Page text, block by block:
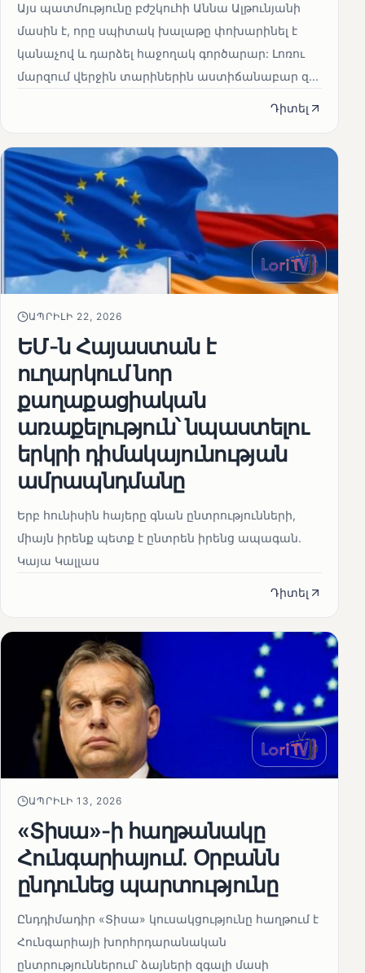
Այս պատմությունը բժշկուհի Աննա Ալթունյանի
մասին է, որը սպիտակ խալաթը փոխարինել է
կանաչով և դարձել հաջողակ գործարար: Լոռու
մարզում վերջին տարիներին աստիճանաբար զ...
Դիտել
ԱՊՐԻԼԻ 22, 2026
ԵՄ-ն Հայաստան է
ուղարկում նոր
քաղաքացիական
առաքելություն՝ նպաստելու
երկրի դիմակայունության
ամրապնդմանը
Երբ հունիսին հայերը գնան ընտրությունների,
միայն իրենք պետք է ընտրեն իրենց ապագան.
Կայա Կալլաս
Դիտել
ԱՊՐԻԼԻ 13, 2026
«Տիսա»-ի հաղթանակը
Հունգարիայում․ Օրբանն
ընդունեց պարտությունը
Ընդդիմադիր «Տիսա» կուսակցությունը հաղթում է
Հունգարիայի խորհրդարանական
ընտրություններում՝ ձայների զգալի մասի